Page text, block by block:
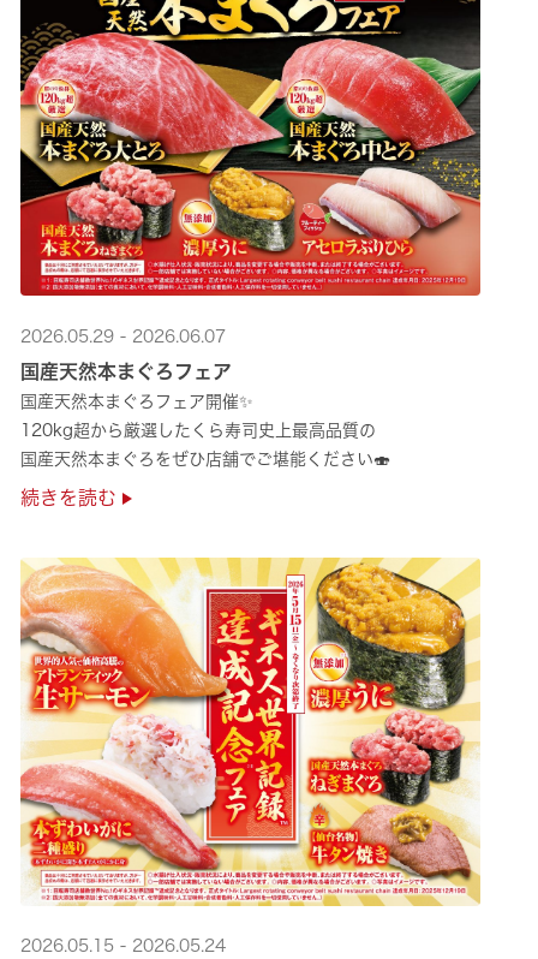
2026.05.29 - 2026.06.07
国産天然本まぐろフェア
国産天然本まぐろフェア開催✨
120kg超から厳選したくら寿司史上最高品質の
国産天然本まぐろをぜひ店舗でご堪能ください🍣
続きを読む
2026.05.15 - 2026.05.24